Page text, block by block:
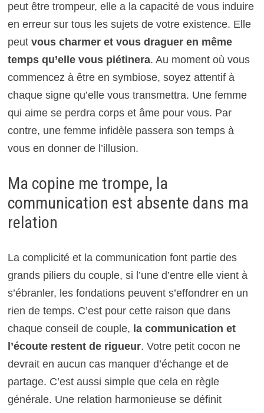
peut être trompeur, elle a la capacité de vous induire
en erreur sur tous les sujets de votre existence. Elle
peut vous charmer et vous draguer en même
temps qu’elle vous piétinera. Au moment où vous
commencez à être en symbiose, soyez attentif à
chaque signe qu’elle vous transmettra. Une femme
qui aime se perdra corps et âme pour vous. Par
contre, une femme infidèle passera son temps à
vous en donner de l’illusion.
Ma copine me trompe, la
communication est absente dans ma
relation
La complicité et la communication font partie des
grands piliers du couple, si l’une d’entre elle vient à
s’ébranler, les fondations peuvent s’effondrer en un
rien de temps. C’est pour cette raison que dans
chaque conseil de couple, la communication et
l’écoute restent de rigueur. Votre petit cocon ne
devrait en aucun cas manquer d’échange et de
partage. C’est aussi simple que cela en règle
générale. Une relation harmonieuse se définit